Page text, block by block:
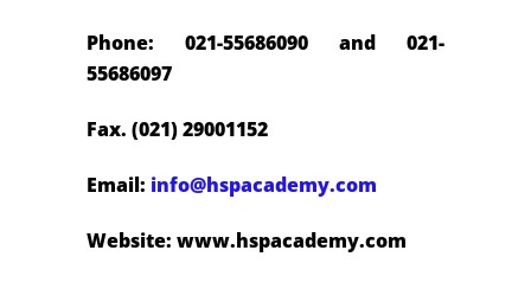
Phone: 021-55686090 and 021-
55686097
Fax. (021) 29001152
Email: info@hspacademy.com
Website: www.hspacademy.com